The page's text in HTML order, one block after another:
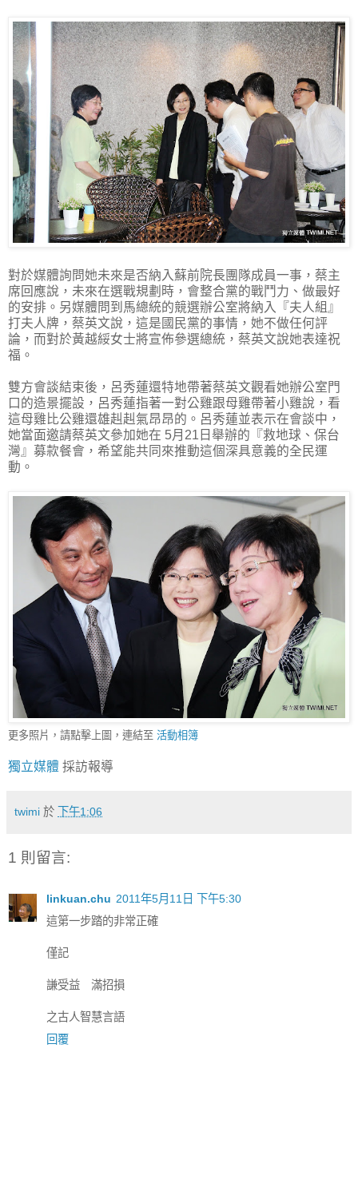
對於媒體詢問她未來是否納入蘇前院長團隊成員一事，蔡主
席回應說，未來在選戰規劃時，會整合黨的戰鬥力、做最好
的安排。另媒體問到馬總統的競選辦公室將納入『夫人組』
打夫人牌，蔡英文說，這是國民黨的事情，她不做任何評
論，而對於黃越綏女士將宣佈參選總統，蔡英文說她表達祝
福。
雙方會談結束後，呂秀蓮還特地帶著蔡英文觀看她辦公室門
口的造景擺設，呂秀蓮指著一對公雞跟母雞帶著小雞說，看
這母雞比公雞還雄赳赳氣昂昂的。呂秀蓮並表示在會談中，
她當面邀請蔡英文參加她在 5月21日舉辦的『救地球、保台
灣』募款餐會，希望能共同來推動這個深具意義的全民運
動。
更多照片，請點擊上圖，連結至 活動相簿
獨立媒體 採訪報導
twimi 於 下午1:06
1 則留言:
linkuan.chu 2011年5月11日 下午5:30
這第一步踏的非常正確
僅記
謙受益 滿招損
之古人智慧言語
回覆